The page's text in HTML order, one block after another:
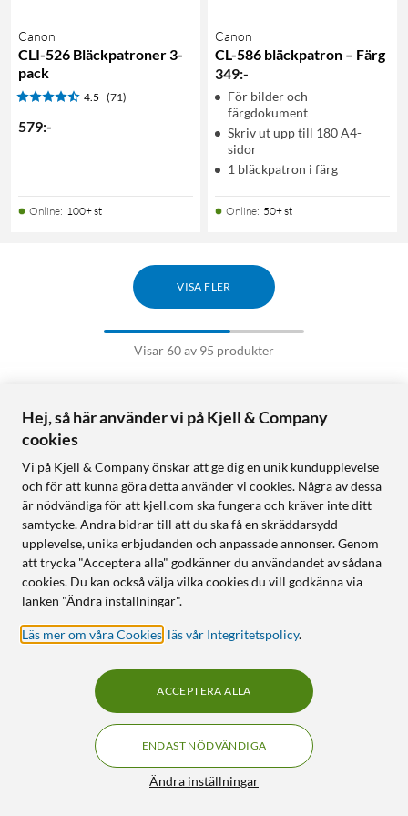
Canon
CLI-526 Bläckpatroner 3-
pack
4.5 (71)
579:-
Online: 100+ st
Canon
CL-586 bläckpatron – Färg
349:-
För bilder och
färgdokument
Skriv ut upp till 180 A4-
sidor
1 bläckpatron i färg
Online: 50+ st
VISA FLER
Visar 60 av 95 produkter
Få mer. Bli medlem!
Som medlem hos oss får du alltid lite mer. Som till
exempel låga medlemspriser, unika kampanjer, 100
dagars öppet köp och bonuscheckar. Dessutom sparas
alla dina köp i ditt medlemskap så att du slipper spara
papperskvitton för eventuella returer. Ditt medlemskap
Läs mer om medlemskapet
BLI MEDLEM
Hej, så här använder vi på Kjell & Company
cookies
Vi på Kjell & Company önskar att ge dig en unik kundupplevelse
och för att kunna göra detta använder vi cookies. Några av dessa
är nödvändiga för att kjell.com ska fungera och kräver inte ditt
samtycke. Andra bidrar till att du ska få en skräddarsydd
upplevelse, unika erbjudanden och anpassade annonser. Genom
att trycka "Acceptera alla" godkänner du användandet av sådana
cookies. Du kan också välja vilka cookies du vill godkänna via
länken "Ändra inställningar".
Läs mer om våra Cookies läs vår Integritetspolicy.
Ändra inställningar
ENDAST NÖDVÄNDIGA
ACCEPTERA ALLA